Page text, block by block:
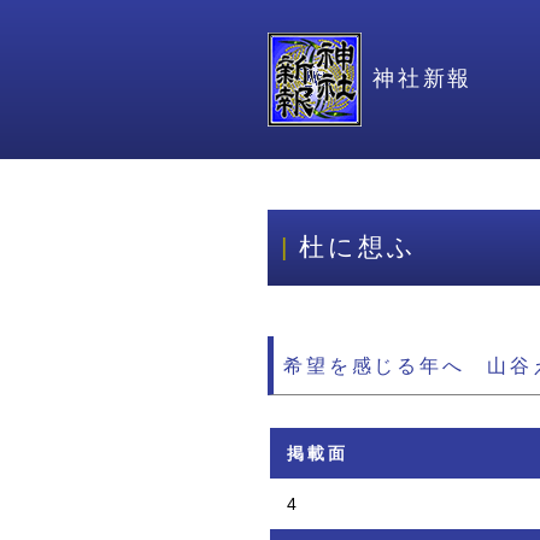
神社新報
杜に想ふ
希望を感じる年へ 山谷
掲載面
4